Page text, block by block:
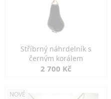
Stříbrný náhrdelník s
černým korálem
2 700 Kč
NOVÉ